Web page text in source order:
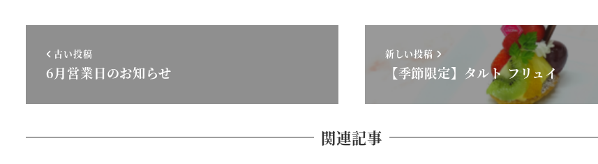
古い投稿
6月営業日のお知らせ
新しい投稿
【季節限定】タルト フリュイ
関連記事